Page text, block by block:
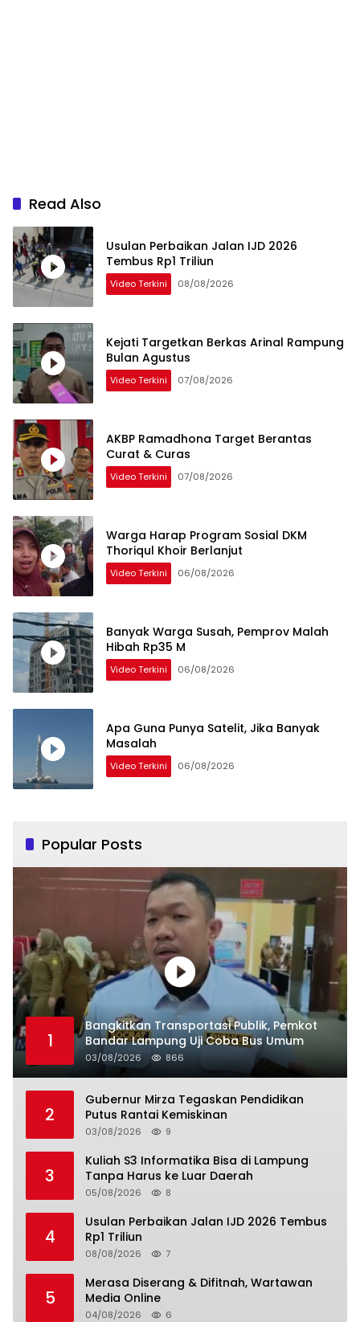
Read Also
Usulan Perbaikan Jalan IJD 2026
Tembus Rp1 Triliun
Video Terkini 08/08/2026
Kejati Targetkan Berkas Arinal Rampung
Bulan Agustus
Video Terkini 07/08/2026
AKBP Ramadhona Target Berantas
Curat & Curas
Video Terkini 07/08/2026
Warga Harap Program Sosial DKM
Thoriqul Khoir Berlanjut
Video Terkini 06/08/2026
Banyak Warga Susah, Pemprov Malah
Hibah Rp35 M
Video Terkini 06/08/2026
Apa Guna Punya Satelit, Jika Banyak
Masalah
Video Terkini 06/08/2026
Popular Posts
1
Bangkitkan Transportasi Publik, Pemkot
Bandar Lampung Uji Coba Bus Umum
03/08/2026 866
2
Gubernur Mirza Tegaskan Pendidikan
Putus Rantai Kemiskinan
03/08/2026 9
3
Kuliah S3 Informatika Bisa di Lampung
Tanpa Harus ke Luar Daerah
05/08/2026 8
4
Usulan Perbaikan Jalan IJD 2026 Tembus
Rp1 Triliun
08/08/2026 7
5
Merasa Diserang & Difitnah, Wartawan
Media Online
04/08/2026 6